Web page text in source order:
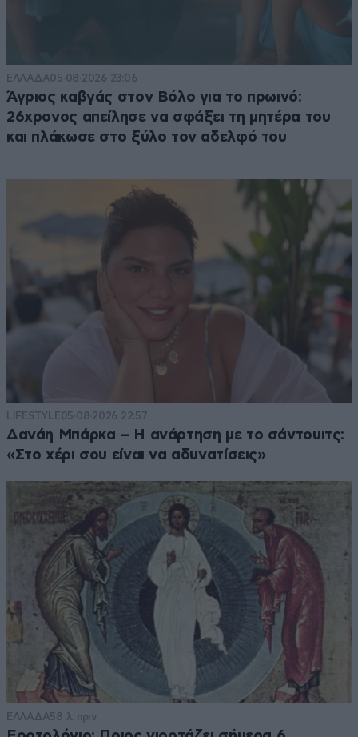
ΕΛΛΑΔΑ05·08·2026 23:06
Άγριος καβγάς στον Βόλο για το πρωινό:
26χρονος απείλησε να σφάξει τη μητέρα του
και πλάκωσε στο ξύλο τον αδελφό του
LIFESTYLE05·08·2026 22:57
Δανάη Μπάρκα – Η ανάρτηση με το σάντουιτς:
«Στο χέρι σου είναι να αδυνατίσεις»
ΕΛΛΑΔΑ58 λ. πριν